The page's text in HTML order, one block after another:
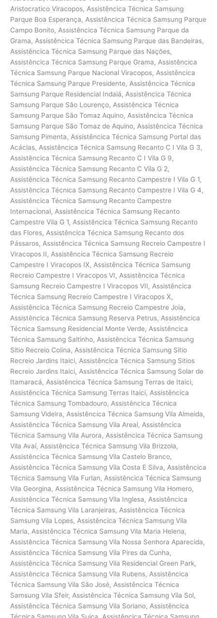
Aristocratico Viracopos, Assistêncica Técnica Samsung
Parque Boa Esperança, Assistêncica Técnica Samsung Parque
Campo Bonito, Assistêncica Técnica Samsung Parque da
Grama, Assistêncica Técnica Samsung Parque das Bandeiras,
Assistêncica Técnica Samsung Parque das Nações,
Assistêncica Técnica Samsung Parque Grama, Assistêncica
Técnica Samsung Parque Nacional Viracopos, Assistêncica
Técnica Samsung Parque Presidente, Assistêncica Técnica
Samsung Parque Residencial Indaiá, Assistêncica Técnica
Samsung Parque São Lourenço, Assistêncica Técnica
Samsung Parque São Tomaz Aquino, Assistêncica Técnica
Samsung Parque São Tomaz de Aquino, Assistêncica Técnica
Samsung Pimenta, Assistêncica Técnica Samsung Portal das
Acácias, Assistêncica Técnica Samsung Recanto C I Vila G 3,
Assistêncica Técnica Samsung Recanto C I Vila G 9,
Assistêncica Técnica Samsung Recanto C Vila G 2,
Assistêncica Técnica Samsung Recanto Campestre I Vila G 1,
Assistêncica Técnica Samsung Recanto Campestre I Vila G 4,
Assistêncica Técnica Samsung Recanto Campestre
Internacional, Assistêncica Técnica Samsung Recanto
Campestre Vila G 1, Assistêncica Técnica Samsung Recanto
das Flores, Assistêncica Técnica Samsung Recanto dos
Pássaros, Assistêncica Técnica Samsung Recreio Campestre I
Viracopos II, Assistêncica Técnica Samsung Recreio
Campestre I Viracopos IX, Assistêncica Técnica Samsung
Recreio Campestre I Viracopos VI, Assistêncica Técnica
Samsung Recreio Campestre I Viracopos VII, Assistêncica
Técnica Samsung Recreio Campestre I Viracopos X,
Assistêncica Técnica Samsung Recreio Campestre Joia,
Assistêncica Técnica Samsung Reserva Petrus, Assistêncica
Técnica Samsung Residencial Monte Verde, Assistêncica
Técnica Samsung Saltinho, Assistêncica Técnica Samsung
Sítio Recreio Colina, Assistêncica Técnica Samsung Sítio
Recreio Jardins Itaici, Assistêncica Técnica Samsung Sitios
Recreio Jardins Itaici, Assistêncica Técnica Samsung Solar de
Itamaracá, Assistêncica Técnica Samsung Terras de Itaici,
Assistêncica Técnica Samsung Terras Itaici, Assistêncica
Técnica Samsung Tombadouro, Assistêncica Técnica
Samsung Videira, Assistêncica Técnica Samsung Vila Almeida,
Assistêncica Técnica Samsung Vila Areal, Assistêncica
Técnica Samsung Vila Aurora, Assistêncica Técnica Samsung
Vila Avaí, Assistêncica Técnica Samsung Vila Brizzola,
Assistêncica Técnica Samsung Vila Castelo Branco,
Assistêncica Técnica Samsung Vila Costa E Silva, Assistêncica
Técnica Samsung Vila Furlan, Assistêncica Técnica Samsung
Vila Georgina, Assistêncica Técnica Samsung Vila Homero,
Assistêncica Técnica Samsung Vila Inglesa, Assistêncica
Técnica Samsung Vila Laranjeiras, Assistêncica Técnica
Samsung Vila Lopes, Assistêncica Técnica Samsung Vila
Maria, Assistêncica Técnica Samsung Vila Maria Helena,
Assistêncica Técnica Samsung Vila Nossa Senhora Aparecida,
Assistêncica Técnica Samsung Vila Pires da Cunha,
Assistêncica Técnica Samsung Vila Residencial Green Park,
Assistêncica Técnica Samsung Vila Rubens, Assistêncica
Técnica Samsung Vila São José, Assistêncica Técnica
Samsung Vila Sfeir, Assistêncica Técnica Samsung Vila Sol,
Assistêncica Técnica Samsung Vila Soriano, Assistêncica